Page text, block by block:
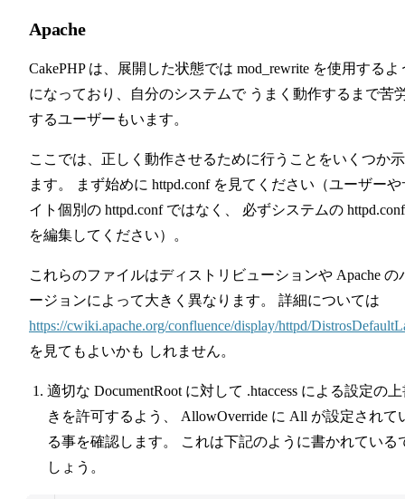
Apache
CakePHP は、展開した状態では mod_rewrite を使用するよ
になっており、自分のシステムで うまく動作するまで苦
するユーザーもいます。
ここでは、正しく動作させるために行うことをいくつか
ます。 まず始めに httpd.conf を見てください（ユーザーや
イト個別の httpd.conf ではなく、 必ずシステムの httpd.conf
を編集してください）。
これらのファイルはディストリビューションや Apache の
ージョンによって大きく異なります。 詳細については
https://cwiki.apache.org/confluence/display/httpd/
を見てもよいかも しれません。
適切な DocumentRoot に対して .htaccess による設定の
きを許可するよう、 AllowOverride に All が設定されて
る事を確認します。 これは下記のように書かれている
しょう。